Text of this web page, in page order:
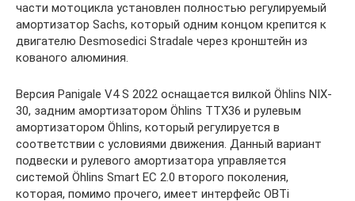
части мотоцикла установлен полностью регулируемый
амортизатор Sachs, который одним концом крепится к
двигателю Desmosedici Stradale через кронштейн из
кованого алюминия.
Версия Panigale V4 S 2022 оснащается вилкой Öhlins NIX-
30, задним амортизатором Öhlins TTX36 и рулевым
амортизатором Öhlins, который регулируется в
соответствии с условиями движения. Данный вариант
подвески и рулевого амортизатора управляется
системой Öhlins Smart EC 2.0 второго поколения,
которая, помимо прочего, имеет интерфейс OBTi